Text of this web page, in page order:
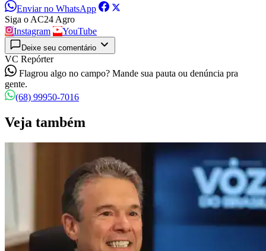
Enviar no WhatsApp
Siga o AC24 Agro
Instagram
YouTube
Deixe seu comentário
VC Repórter
Flagrou algo no campo? Mande sua pauta ou denúncia pra
gente.
(68) 99950-7016
Veja também